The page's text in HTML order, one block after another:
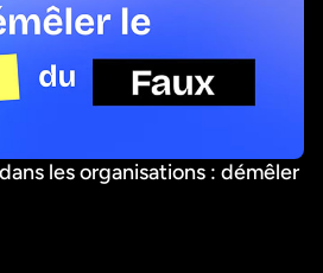
les organisations : démêler